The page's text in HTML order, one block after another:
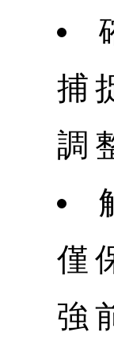
捕
調
僅
強